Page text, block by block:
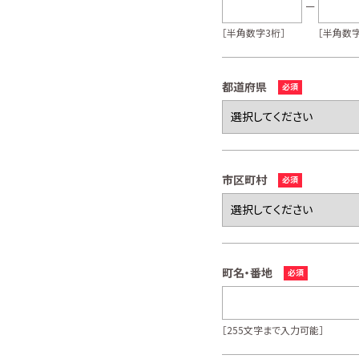
［半角数字3桁］ ［半角数
都道府県
市区町村
町名・番地
［255文字まで入力可能］